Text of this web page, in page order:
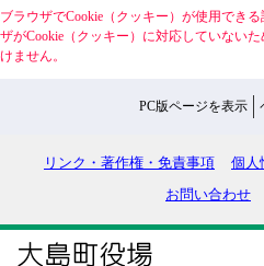
ブラウザでCookie（クッキー）が使用でき
ザがCookie（クッキー）に対応していない
けません。
PC版ページを表示
リンク・著作権・免責事項 個人
お問い合わせ